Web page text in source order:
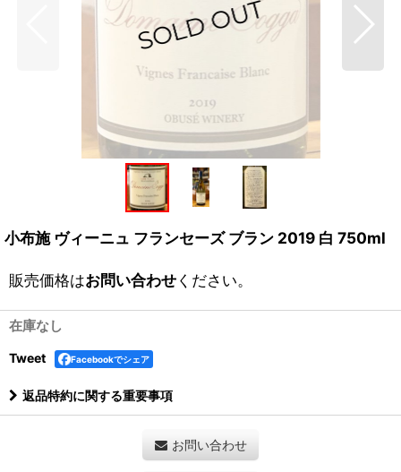
小布施 ヴィーニュ フランセーズ ブラン 2019 白 750ml
販売価格はお問い合わせください。
在庫なし
Tweet Facebookでシェア
返品特約に関する重要事項
お問い合わせ